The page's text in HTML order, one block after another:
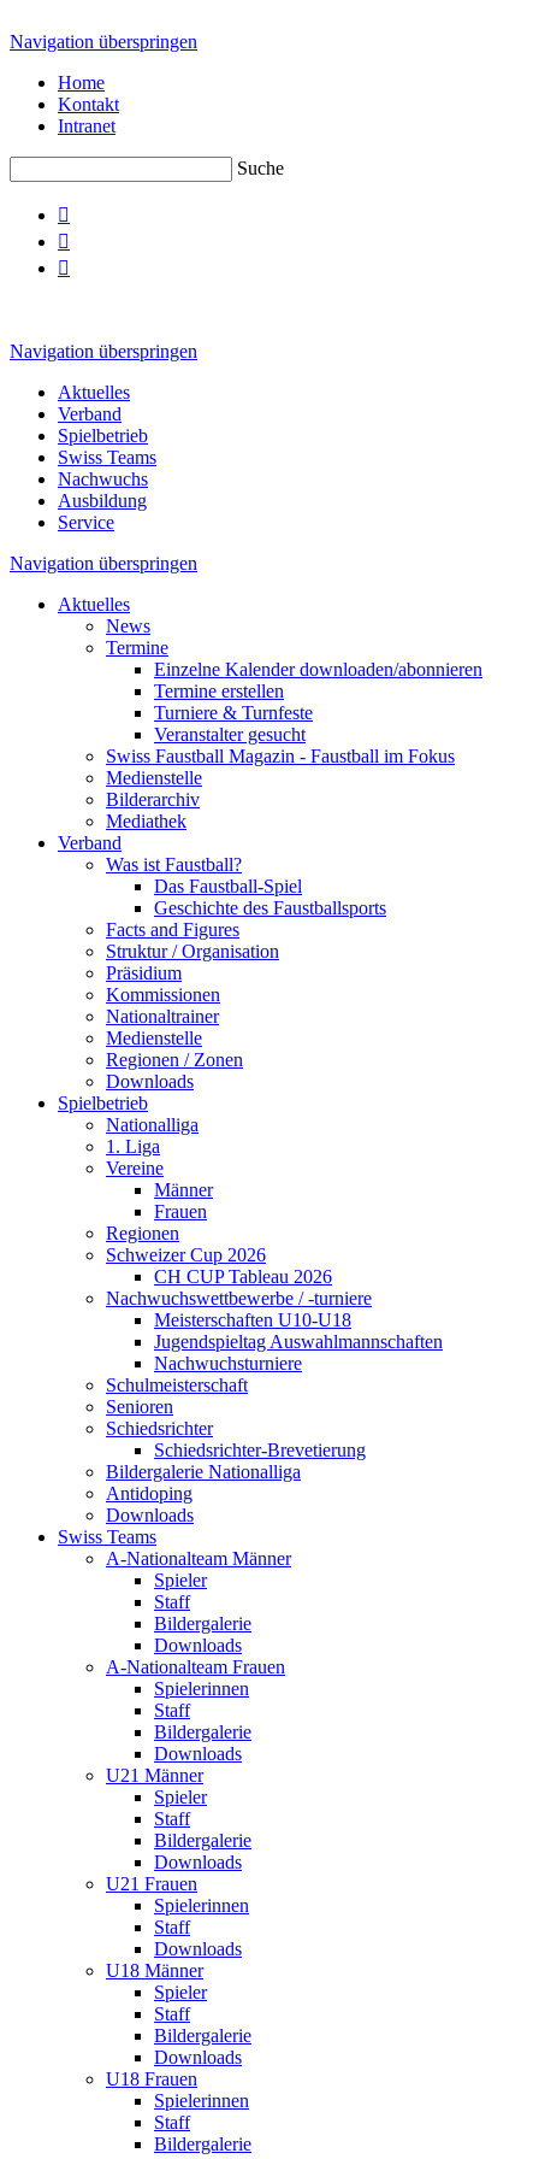
Navigation überspringen
Home
Kontakt
Intranet
Suche



Navigation überspringen
Aktuelles
Verband
Spielbetrieb
Swiss Teams
Nachwuchs
Ausbildung
Service
Navigation überspringen
Aktuelles
News
Termine
Einzelne Kalender downloaden/abonnieren
Termine erstellen
Turniere & Turnfeste
Veranstalter gesucht
Swiss Faustball Magazin - Faustball im Fokus
Medienstelle
Bilderarchiv
Mediathek
Verband
Was ist Faustball?
Das Faustball-Spiel
Geschichte des Faustballsports
Facts and Figures
Struktur / Organisation
Präsidium
Kommissionen
Nationaltrainer
Medienstelle
Regionen / Zonen
Downloads
Spielbetrieb
Nationalliga
1. Liga
Vereine
Männer
Frauen
Regionen
Schweizer Cup 2026
CH CUP Tableau 2026
Nachwuchswettbewerbe / -turniere
Meisterschaften U10-U18
Jugendspieltag Auswahlmannschaften
Nachwuchsturniere
Schulmeisterschaft
Senioren
Schiedsrichter
Schiedsrichter-Brevetierung
Bildergalerie Nationalliga
Antidoping
Downloads
Swiss Teams
A-Nationalteam Männer
Spieler
Staff
Bildergalerie
Downloads
A-Nationalteam Frauen
Spielerinnen
Staff
Bildergalerie
Downloads
U21 Männer
Spieler
Staff
Bildergalerie
Downloads
U21 Frauen
Spielerinnen
Staff
Downloads
U18 Männer
Spieler
Staff
Bildergalerie
Downloads
U18 Frauen
Spielerinnen
Staff
Bildergalerie